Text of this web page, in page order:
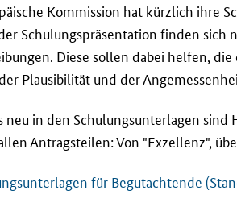
Kommission hat kürzlich ihre
Schulungspräsentation finden
Diese sollen dabei helfen,
Plausibilität und der
neu in den Schulungsunterlagen sind
Antragsteilen: Von "Exzellenz",
für Begutachtende (